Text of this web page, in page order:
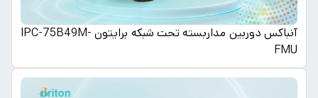
آنباکس دوربین مداربسته تحت شبکه برایتون IPC-75B49M-
FMU